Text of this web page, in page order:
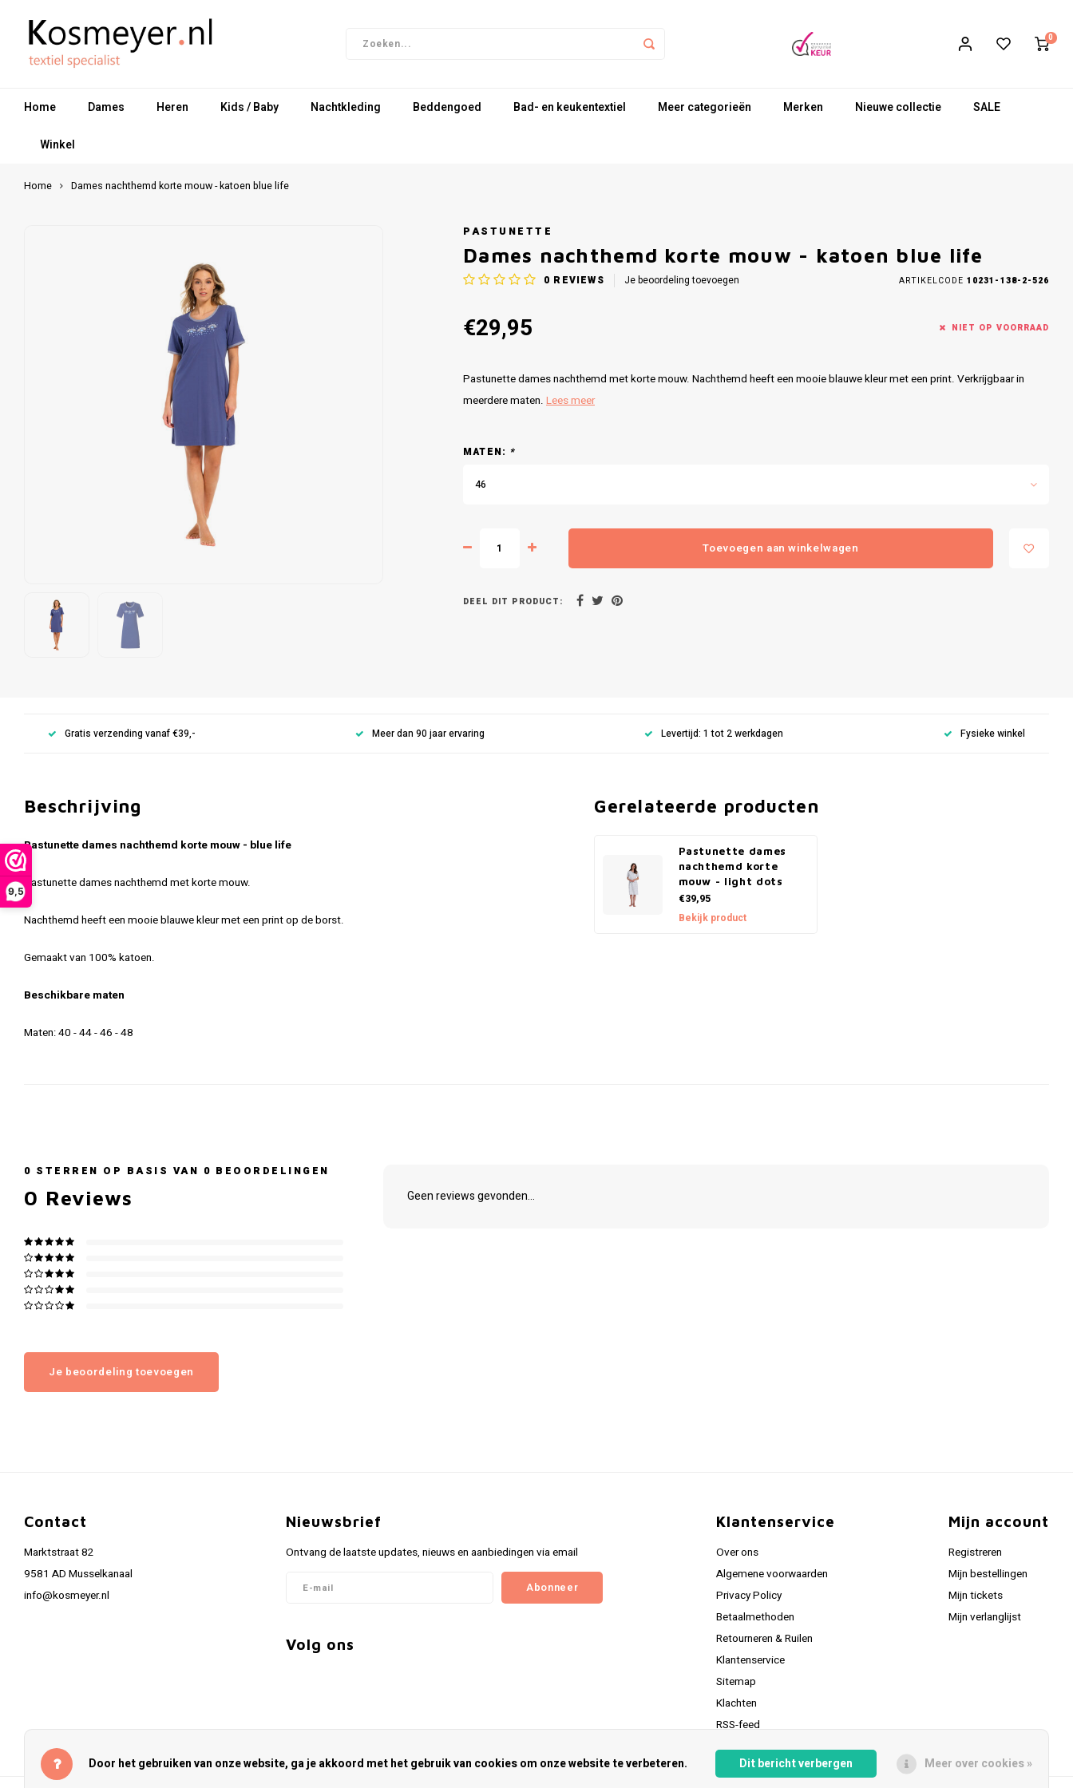
9,5
0
Home Dames Heren Kids / Baby Nachtkleding Beddengoed Bad- en keukentextiel Meer categorieën Merken Nieuwe collectie SALE
Winkel
Home Dames nachthemd korte mouw - katoen blue life
PASTUNETTE
Dames nachthemd korte mouw - katoen blue life
0 REVIEWS Je beoordeling toevoegen ARTIKELCODE 10231-138-2-526
€29,95 NIET OP VOORRAAD
Pastunette dames nachthemd met korte mouw. Nachthemd heeft een mooie blauwe kleur met een print. Verkrijgbaar in
meerdere maten. Lees meer
MATEN: *
46
Toevoegen aan winkelwagen
DEEL DIT PRODUCT:
Gratis verzending vanaf €39,- Meer dan 90 jaar ervaring Levertijd: 1 tot 2 werkdagen Fysieke winkel
Beschrijving
Pastunette dames nachthemd korte mouw - blue life
Pastunette dames nachthemd met korte mouw.
Nachthemd heeft een mooie blauwe kleur met een print op de borst.
Gemaakt van 100% katoen.
Beschikbare maten
Maten: 40 - 44 - 46 - 48
Gerelateerde producten
Pastunette dames
nachthemd korte
mouw - light dots
€39,95
Bekijk product
0 STERREN OP BASIS VAN 0 BEOORDELINGEN
0 Reviews
Je beoordeling toevoegen
Geen reviews gevonden...
Contact
Marktstraat 82
9581 AD Musselkanaal
info@kosmeyer.nl
Nieuwsbrief
Ontvang de laatste updates, nieuws en aanbiedingen via email
Abonneer
Volg ons
Klantenservice
Over ons
Algemene voorwaarden
Privacy Policy
Betaalmethoden
Retourneren & Ruilen
Klantenservice
Sitemap
Klachten
RSS-feed
Mijn account
Registreren
Mijn bestellingen
Mijn tickets
Mijn verlanglijst
Door het gebruiken van onze website, ga je akkoord met het gebruik van cookies om onze website te verbeteren. Dit bericht verbergen Meer over cookies »